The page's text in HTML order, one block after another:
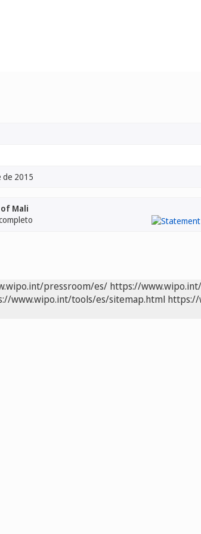
de 2015
Mali
pressroom/es/ https://
www.wipo.int/tools/es/sitemap.html